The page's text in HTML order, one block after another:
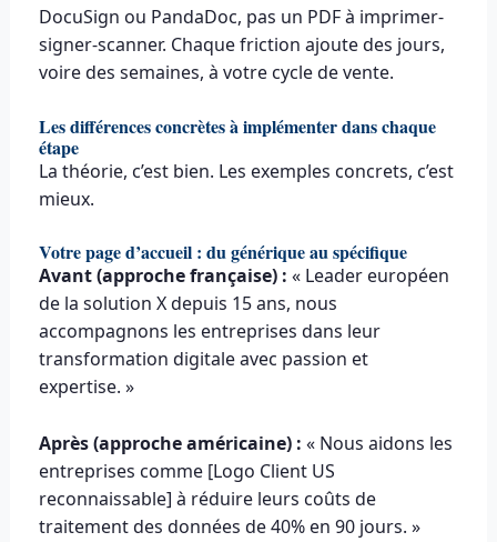
DocuSign ou PandaDoc, pas un PDF à imprimer-
signer-scanner. Chaque friction ajoute des jours,
voire des semaines, à votre cycle de vente.
Les différences concrètes à implémenter dans chaque
étape
La théorie, c’est bien. Les exemples concrets, c’est
mieux.
Votre page d’accueil : du générique au spécifique
Avant (approche française) : « Leader européen
de la solution X depuis 15 ans, nous
accompagnons les entreprises dans leur
transformation digitale avec passion et
expertise. »
Après (approche américaine) : « Nous aidons les
entreprises comme [Logo Client US
reconnaissable] à réduire leurs coûts de
traitement des données de 40% en 90 jours. »